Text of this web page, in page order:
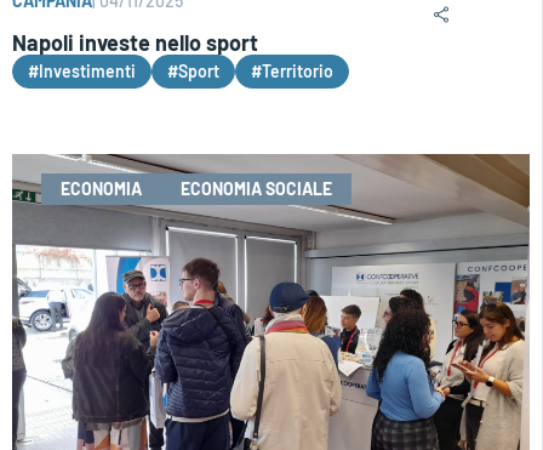
Napoli investe nello sport
#Investimenti #Sport #Territorio
ECONOMIA ECONOMIA SOCIALE